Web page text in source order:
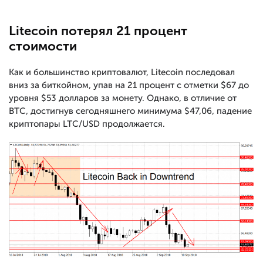
Litecoin потерял 21 процент
стоимости
Как и большинство криптовалют, Litecoin последовал
вниз за биткойном, упав на 21 процент с отметки $67 до
уровня $53 долларов за монету. Однако, в отличие от
BTC, достигнув сегодняшнего минимума $47,06, падение
криптопары LTC/USD продолжается.